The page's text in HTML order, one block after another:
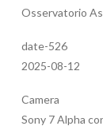
Osservatorio
date-526
2025-08-12
Camera
Sony 7 Alpha